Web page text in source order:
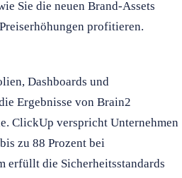
Sie die neuen Brand-Assets
profitieren.
Dashboards und
Ergebnisse von Brain2
ClickUp verspricht Unternehmen
zu 88 Prozent bei
erfüllt die Sicherheitsstandards